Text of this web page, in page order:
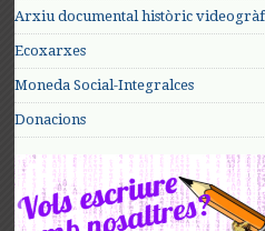
Arxiu documental històric
Ecoxarxes
Moneda Social-Integralces
Donacions